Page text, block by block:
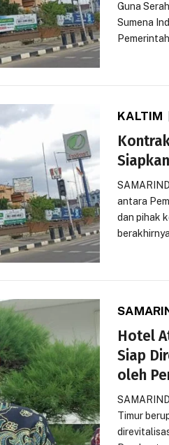
Guna
Sumena
KALTIM
antara
dan pihak
Hotel
Siap
oleh
Timur